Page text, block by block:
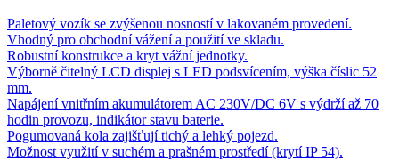
Paletový vozík se zvýšenou nosností v lakovaném provedení.
Vhodný pro obchodní vážení a použití ve skladu.
Robustní konstrukce a kryt vážní jednotky.
Výborně čitelný LCD displej s LED podsvícením, výška číslic 52
mm.
Napájení vnitřním akumulátorem AC 230V/DC 6V s výdrží až 70
hodin provozu, indikátor stavu baterie.
Pogumovaná kola zajišťují tichý a lehký pojezd.
Možnost využití v suchém a prašném prostředí (krytí IP 54).